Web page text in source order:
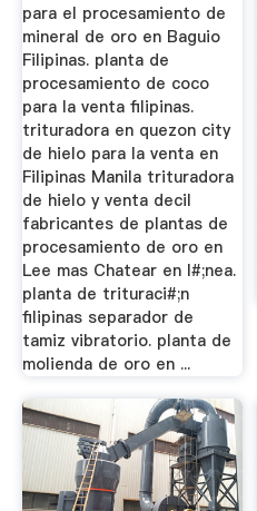
para el procesamiento de
mineral de oro en Baguio
Filipinas. planta de
procesamiento de coco
para la venta filipinas.
trituradora en quezon city
de hielo para la venta en
Filipinas Manila trituradora
de hielo y venta decil
fabricantes de plantas de
procesamiento de oro en
Lee mas Chatear en l#;nea.
planta de trituraci#;n
filipinas separador de
tamiz vibratorio. planta de
molienda de oro en ...